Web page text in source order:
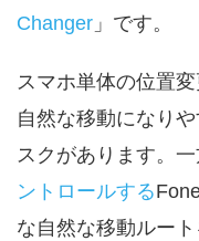
Changer 」です。
スマホ単体の位置
自然な移動になり
スクがあります。一
ントロールする
な自然な移動ルー